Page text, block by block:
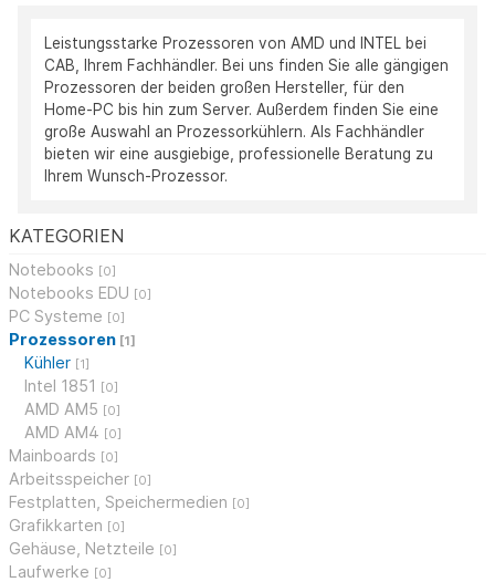
KATEGORIEN
Notebooks [0]
Notebooks EDU [0]
PC Systeme [0]
Prozessoren [1]
Kühler [1]
Intel 1851 [0]
AMD AM5 [0]
AMD AM4 [0]
Mainboards [0]
Arbeitsspeicher [0]
Festplatten, Speichermedien [0]
Grafikkarten [0]
Gehäuse, Netzteile [0]
Laufwerke [0]
Leistungsstarke Prozessoren von AMD und INTEL bei
CAB, Ihrem Fachhändler. Bei uns finden Sie alle gängigen
Prozessoren der beiden großen Hersteller, für den
Home-PC bis hin zum Server. Außerdem finden Sie eine
große Auswahl an Prozessorkühlern. Als Fachhändler
bieten wir eine ausgiebige, professionelle Beratung zu
Ihrem Wunsch-Prozessor.